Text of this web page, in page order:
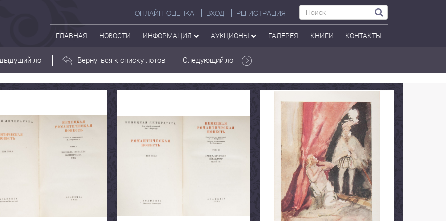
ОНЛАЙН-ОЦЕНКА ВХОД РЕГИСТРАЦИЯ
ГЛАВНАЯ НОВОСТИ ИНФОРМАЦИЯ АУКЦИОНЫ ГАЛЕРЕЯ КНИГИ КОНТАКТЫ
лот Вернуться к списку лотов Следующий лот